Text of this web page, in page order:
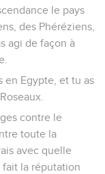
le pays
des Phéréziens,
agi de façon à
en Egypte, et tu as
contre le
toute la
avec quelle
fait la réputation